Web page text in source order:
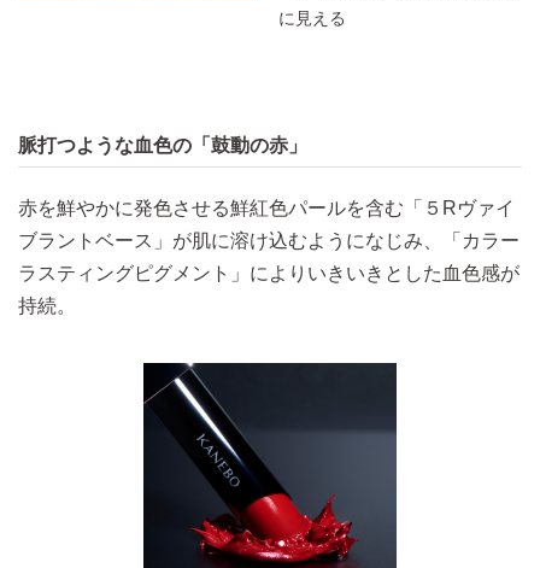
に見える
脈打つような血色の「鼓動の赤」
赤を鮮やかに発色させる鮮紅色パールを含む「５Rヴァイ
ブラントベース」が肌に溶け込むようになじみ、「カラー
ラスティングピグメント」によりいきいきとした血色感が
持続。